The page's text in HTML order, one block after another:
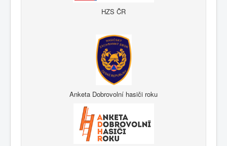
HZS ČR
Anketa Dobrovolní hasiči roku